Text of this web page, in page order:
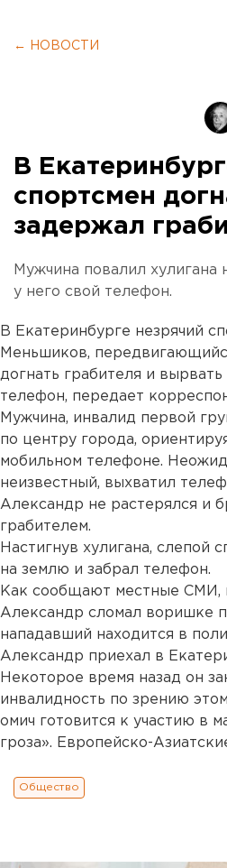
← НОВОСТИ
В
спортсмен
задержал
Мужчина повалил хулигана
у него свой телефон.
В Екатеринбурге незрячий
Меньшиков,
догнать грабителя и вырвать
телефон, передает
Мужчина, инвалид первой
по центру города,
мобильном телефоне.
неизвестный, выхватил
Александр не растерялся и
грабителем.
Настигнув хулигана, слепой
на землю и забрал телефон.
Как сообщают местные СМИ,
Александр сломал воришке
нападавший находится в
Александр приехал в
Некоторое время назад он
инвалидность по зрению
омич готовится к участию в
гроза». Европейско-
Общество